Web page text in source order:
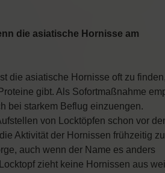
die asiatische Hornisse am
die asiatische Hornisse oft zu
gibt. Als Sofortmaßnahme
bei starkem Beflug einzuengen.
von Locktöpfen schon vor
Aktivität der Hornissen frühzeitig zu
auch wenn der Name es anders
zieht keine Hornissen aus